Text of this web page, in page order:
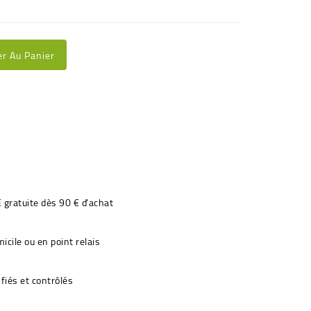
Au Panier
dès 90 € d'achat
ou en point relais
et contrôlés